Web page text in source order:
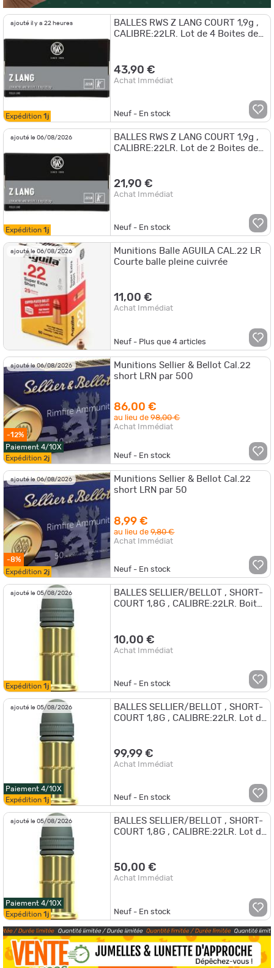
ajouté il y a 22 heures
Expédition 1j
BALLES RWS Z LANG COURT 1,9g ,
CALIBRE:22LR. Lot de 4 Boites de
43,90 €
Achat Immédiat
Neuf - En stock
ajouté le 06/08/2026
Expédition 1j
BALLES RWS Z LANG COURT 1,9g ,
CALIBRE:22LR. Lot de 2 Boites de
21,90 €
Achat Immédiat
Neuf - En stock
ajouté le 06/08/2026
Munitions Balle AGUILA CAL.22 LR
Courte balle pleine cuivrée
11,00 €
Achat Immédiat
Neuf - Plus que4 articles
ajouté le 06/08/2026
-12%
Paiement 4/10X
Expédition 2j
Munitions Sellier & Bellot Cal.22
short LRN par 500
86,00 €
au lieu de98,00 €
Achat Immédiat
Neuf - En stock
ajouté le 06/08/2026
-8%
Expédition 2j
Munitions Sellier & Bellot Cal.22
short LRN par 50
8,99 €
au lieu de9,80 €
Achat Immédiat
Neuf - En stock
ajouté le 05/08/2026
Expédition 1j
BALLES SELLIER/BELLOT , SHORT-
COURT 1,8G , CALIBRE:22LR. Boite
10,00 €
Achat Immédiat
Neuf - En stock
ajouté le 05/08/2026
Paiement 4/10X
Expédition 1j
BALLES SELLIER/BELLOT , SHORT-
COURT 1,8G , CALIBRE:22LR. Lot de
99,99 €
Achat Immédiat
Neuf - En stock
ajouté le 05/08/2026
Paiement 4/10X
Expédition 1j
BALLES SELLIER/BELLOT , SHORT-
COURT 1,8G , CALIBRE:22LR. Lot de
50,00 €
Achat Immédiat
Neuf - En stock